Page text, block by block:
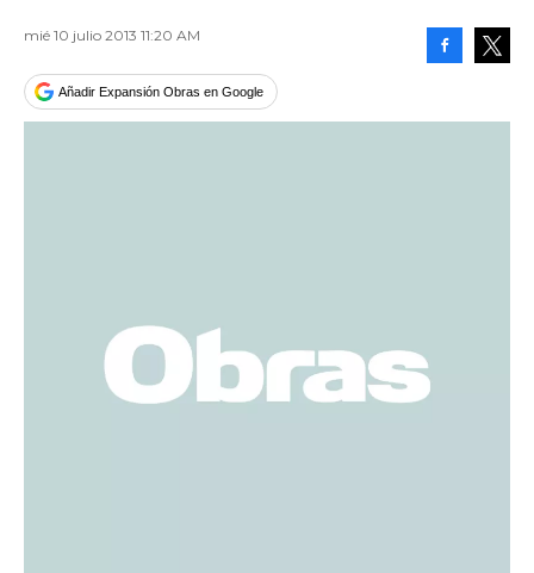
mié 10 julio 2013 11:20 AM
Añadir Expansión Obras en Google